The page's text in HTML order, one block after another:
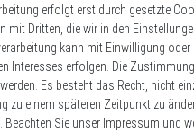
Widerrufs­recht Impressum
Daten­schutz­erklärung AGB
Zahlen sie bequem per
erfolgt erst durch gesetzte
mit Dritten, die wir in den
kann mit Einwilligung
Interesses erfolgen. Die
Es besteht das Recht, nicht
zu einem späteren Zeitpunkt zu
Beachten Sie unser Impressum und